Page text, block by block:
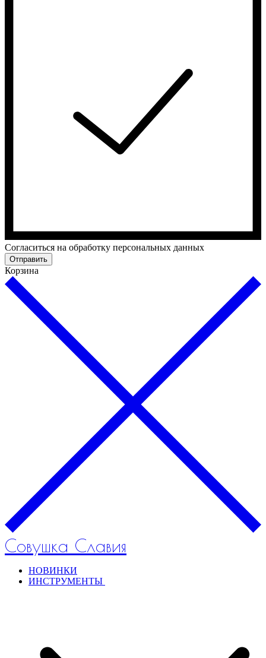
Cогласиться на обработку персональных данных
Отправить
Корзина
Совушка Славия
НОВИНКИ
ИНСТРУМЕНТЫ